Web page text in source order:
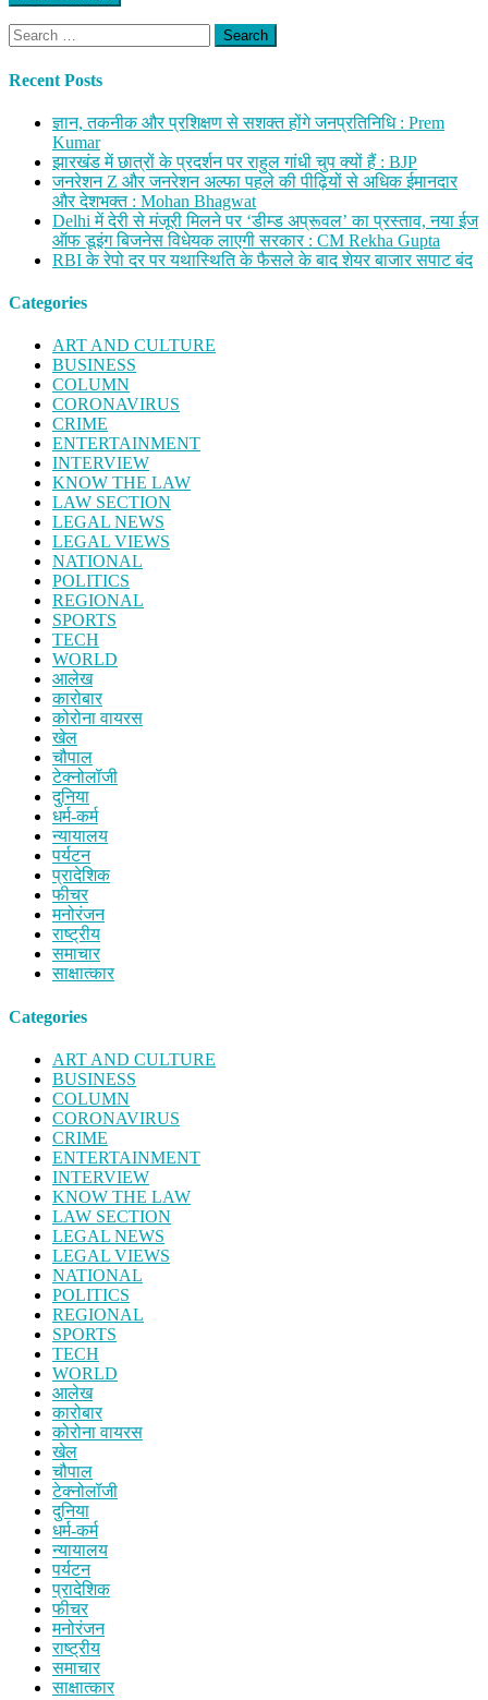
Search
for:
Recent Posts
ज्ञान, तकनीक और प्रशिक्षण से सशक्त होंगे जनप्रतिनिधि : Prem
Kumar
झारखंड में छात्रों के प्रदर्शन पर राहुल गांधी चुप क्यों हैं : BJP
जनरेशन Z और जनरेशन अल्फा पहले की पीढ़ियों से अधिक ईमानदार
और देशभक्त : Mohan Bhagwat
Delhi में देरी से मंजूरी मिलने पर ‘डीम्ड अप्रूवल’ का प्रस्ताव, नया ईज
ऑफ डूइंग बिजनेस विधेयक लाएगी सरकार : CM Rekha Gupta
RBI के रेपो दर पर यथास्थिति के फैसले के बाद शेयर बाजार सपाट बंद
Categories
ART AND CULTURE
BUSINESS
COLUMN
CORONAVIRUS
CRIME
ENTERTAINMENT
INTERVIEW
KNOW THE LAW
LAW SECTION
LEGAL NEWS
LEGAL VIEWS
NATIONAL
POLITICS
REGIONAL
SPORTS
TECH
WORLD
आलेख
कारोबार
कोरोना वायरस
खेल
चौपाल
टेक्नोलॉजी
दुनिया
धर्म-कर्म
न्यायालय
पर्यटन
प्रादेशिक
फीचर
मनोरंजन
राष्ट्रीय
समाचार
साक्षात्कार
Categories
ART AND CULTURE
BUSINESS
COLUMN
CORONAVIRUS
CRIME
ENTERTAINMENT
INTERVIEW
KNOW THE LAW
LAW SECTION
LEGAL NEWS
LEGAL VIEWS
NATIONAL
POLITICS
REGIONAL
SPORTS
TECH
WORLD
आलेख
कारोबार
कोरोना वायरस
खेल
चौपाल
टेक्नोलॉजी
दुनिया
धर्म-कर्म
न्यायालय
पर्यटन
प्रादेशिक
फीचर
मनोरंजन
राष्ट्रीय
समाचार
साक्षात्कार